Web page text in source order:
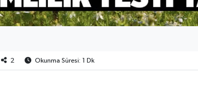
2 Okunma Süresi: 1 Dk